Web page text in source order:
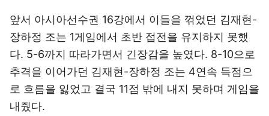
앞서 아시아선수권 16강에서 이들을 꺾었던 김재현-
장하정 조는 1게임에서 초반 접전을 유지하지 못했
다. 5-6까지 따라가면서 긴장감을 높였다. 8-10으로
추격을 이어가던 김재현-장하정 조는 4연속 득점으
로 흐름을 잃었고 결국 11점 밖에 내지 못하며 게임을
내줬다.